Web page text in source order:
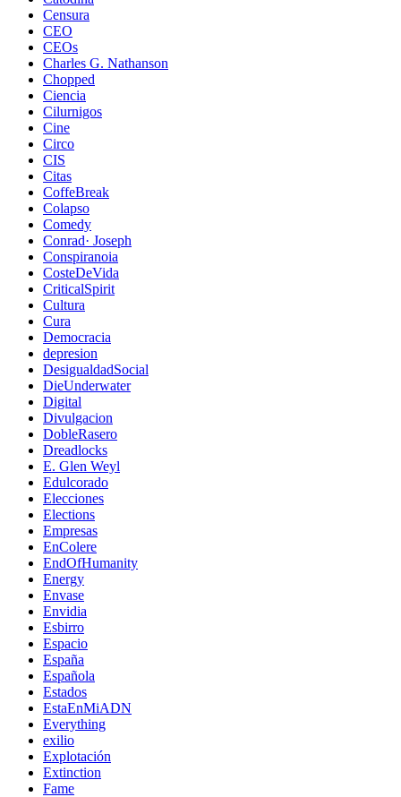
Censura
CEO
CEOs
Charles G. Nathanson
Chopped
Ciencia
Cilurnigos
Cine
Circo
CIS
Citas
CoffeBreak
Colapso
Comedy
Conrad· Joseph
Conspiranoia
CosteDeVida
CriticalSpirit
Cultura
Cura
Democracia
depresion
DesigualdadSocial
DieUnderwater
Digital
Divulgacion
DobleRasero
Dreadlocks
E. Glen Weyl
Edulcorado
Elecciones
Elections
Empresas
EnColere
EndOfHumanity
Energy
Envase
Envidia
Esbirro
Espacio
España
Española
Estados
EstaEnMiADN
Everything
exilio
Explotación
Extinction
Fame